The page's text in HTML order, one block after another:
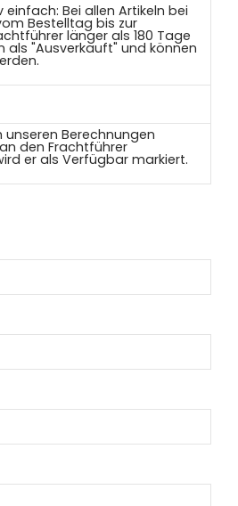
Bei allen Artikeln bei
Bestelltag bis zur
länger als 180 Tage
"Ausverkauft" und können
unseren Berechnungen
den Frachtführer
er als Verfügbar markiert.